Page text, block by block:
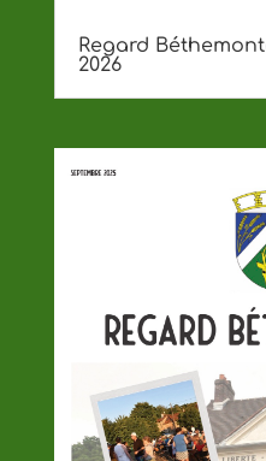
Regard
2026